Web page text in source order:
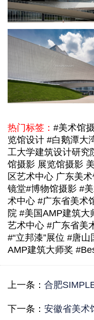
热门标签： #美术馆
览馆设计 #白鹅潭大
工大学建筑设计研究
馆摄影 展览馆摄影
区艺术中心 广东美
镜堂#博物馆摄影 #
术中心 #广东省美术
院 #美国AMP建筑
艺术中心 #广东省美
#“立邦漆”展位 #唐
AMP建筑大师奖
上一条： 合肥
下一条： 安徽省美术